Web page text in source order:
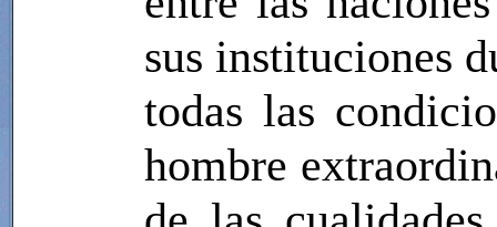
sus instituciones
todas las
hombre